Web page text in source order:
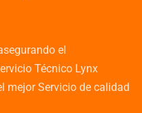
el
Técnico Lynx
mejor Servicio de calidad